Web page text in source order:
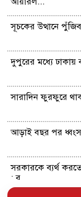
সূচকের উত্থানে
দুপুরের মধ্যে ঢাকায়
সারাদিন ফুরফুরে
আড়াই বছর পর
সরকারকে ব্যর্থ
: র...